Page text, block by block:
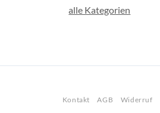
alle Kategorien
Kontakt AGB Widerruf